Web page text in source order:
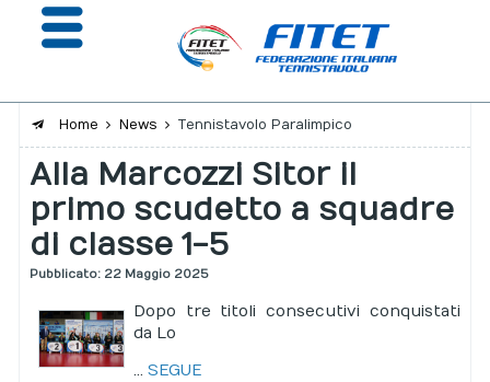
La Federazione
Affiliazione e Tesseramento
Giustizia
Safeguarding
Home News Tennistavolo Paralimpico
Alla Marcozzi Sitor il
primo scudetto a squadre
di classe 1-5
Pubblicato: 22 Maggio 2025
Dopo tre titoli consecutivi conquistati
da Lo
...SEGUE